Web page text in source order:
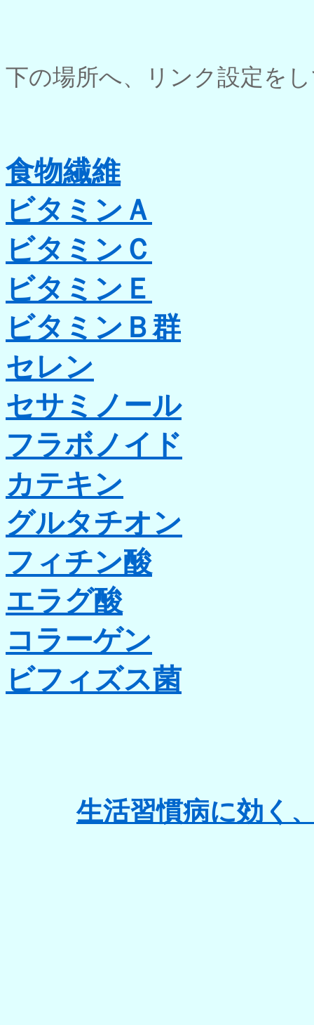
下の場所へ、リンク設定を
食物繊維
ビタミンＡ
ビタミンＣ
ビタミンＥ
ビタミンＢ群
セレン
セサミノール
フラボノイド
カテキン
グルタチオン
フィチン酸
エラグ酸
コラーゲン
ビフィズス菌
生活習慣病に効く